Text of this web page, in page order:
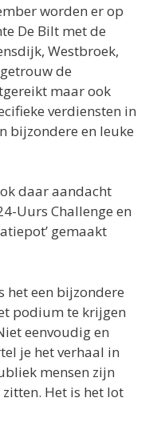
worden er op
De Bilt met de
Westbroek,
de
maar ook
verdiensten in
bijzondere en leuke
daar aandacht
Uurs Challenge en
gemaakt
het een bijzondere
podium te krijgen
eenvoudig en
je het verhaal in
mensen zijn
Het is het lot